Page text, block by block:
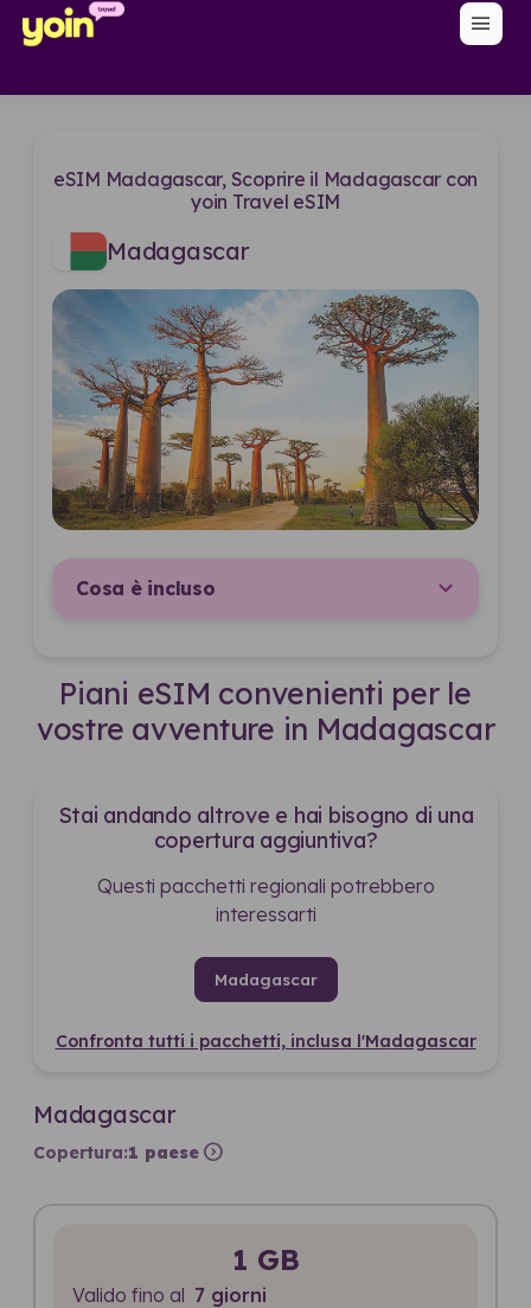
menu
eSIM Madagascar, Scoprire il Madagascar con
yoin Travel eSIM
Madagascar
Cosa è incluso
Piani eSIM convenienti per le
vostre avventure in Madagascar
Stai andando altrove e hai bisogno di una
copertura aggiuntiva?
Questi pacchetti regionali potrebbero
interessarti
Madagascar
Confronta tutti i pacchetti, inclusa l'Madagascar
Madagascar
Copertura:1 paese expand_circle_right
1 GB
Valido fino al 7 giorni